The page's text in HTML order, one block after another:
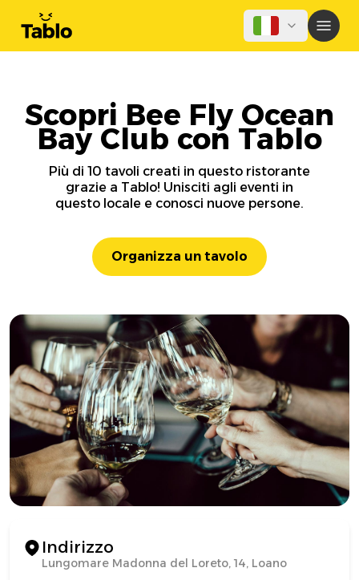
Scopri Bee Fly Ocean
Bay Club con Tablo
Più di 10 tavoli creati in questo ristorante
grazie a Tablo! Unisciti agli eventi in
questo locale e conosci nuove persone.
Organizza un tavolo
Indirizzo
Lungomare Madonna del Loreto, 14, Loano